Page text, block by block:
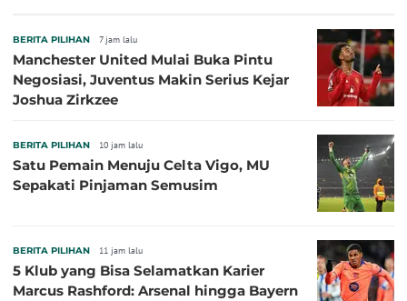
BERITA PILIHAN 7 jam lalu
Manchester United Mulai Buka Pintu
Negosiasi, Juventus Makin Serius Kejar
Joshua Zirkzee
BERITA PILIHAN 10 jam lalu
Satu Pemain Menuju Celta Vigo, MU
Sepakati Pinjaman Semusim
BERITA PILIHAN 11 jam lalu
5 Klub yang Bisa Selamatkan Karier
Marcus Rashford: Arsenal hingga Bayern